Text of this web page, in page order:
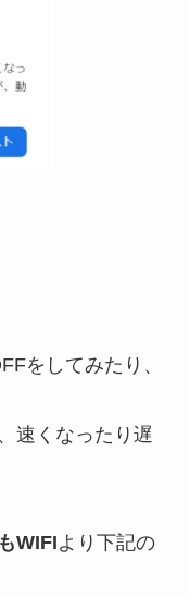
をしてみたり、
速くなったり遅
WIFIより下記の